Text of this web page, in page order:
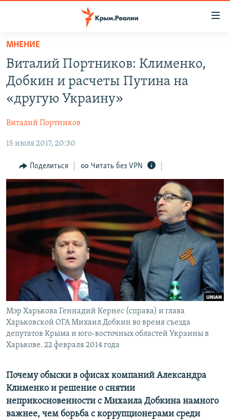
Вернуться
основному
содержанию
главной
Вернутся
поиску
СПЕЦПРОЕКТЫ
11 ЛЕТ ОККУПАЦИИ КРЫМА. 11 ИСТОРИЙ СОПРОТИВЛЕНИЯ
ЕЩЕ
ИНТЕРАКТИВ
ИНФОГРАФИКА
ТЕЛЕПРОЕКТ КРЫМ.РЕАЛИИ
СОВЕТЫ ПРАВОЗАЩИТНИКОВ
ПРОПАВШИЕ БЕЗ ВЕСТИ
ПОБЕДИТЕЛЕЙ НЕ СУДЯТ?
КРЫМ.НЕПОКОРЕННЫЙ
ELIFBE
УКРАИНСКАЯ ПРОБЛЕМА КРЫМА
РАДІО СВОБОДА
КАК ОБОЙТИ БЛОКИРОВКУ
Українською
Qırımtatar
ПРИСОЕДИНЯЙТЕСЬ!
Все сайты RFE/RL
МНЕНИЕ
Виталий Портников: Клименко,
Добкин и расчеты Путина на
«другую Украину»
Виталий Портников
15 июля 2017, 20:30
Поделиться Читать без VPN
Мэр Харькова Геннадий Кернес (справа) и глава
Харьковской ОГА Михаил Добкин во время съезда
депутатов Крыма и юго-восточных областей Украины в
Харькове. 22 февраля 2014 года
Почему обыски в офисах компаний Александра
Клименко и решение о снятии
неприкосновенности с Михаила Добкина намного
важнее, чем борьба с коррупционерами среди